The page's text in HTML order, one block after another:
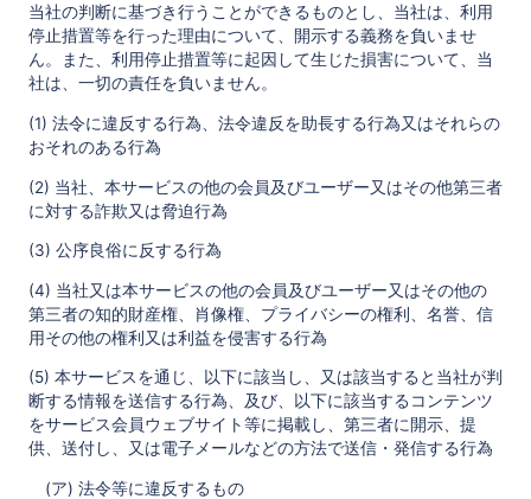
当社の判断に基づき行うことができるものとし、当社は、利用
停止措置等を行った理由について、開示する義務を負いませ
ん。また、利用停止措置等に起因して生じた損害について、当
社は、一切の責任を負いません。
(1) 法令に違反する行為、法令違反を助長する行為又はそれらの
おそれのある行為
(2) 当社、本サービスの他の会員及びユーザー又はその他第三者
に対する詐欺又は脅迫行為
(3) 公序良俗に反する行為
(4) 当社又は本サービスの他の会員及びユーザー又はその他の
第三者の知的財産権、肖像権、プライバシーの権利、名誉、信
用その他の権利又は利益を侵害する行為
(5) 本サービスを通じ、以下に該当し、又は該当すると当社が判
断する情報を送信する行為、及び、以下に該当するコンテンツ
をサービス会員ウェブサイト等に掲載し、第三者に開示、提
供、送付し、又は電子メールなどの方法で送信・発信する行為
(ア) 法令等に違反するもの